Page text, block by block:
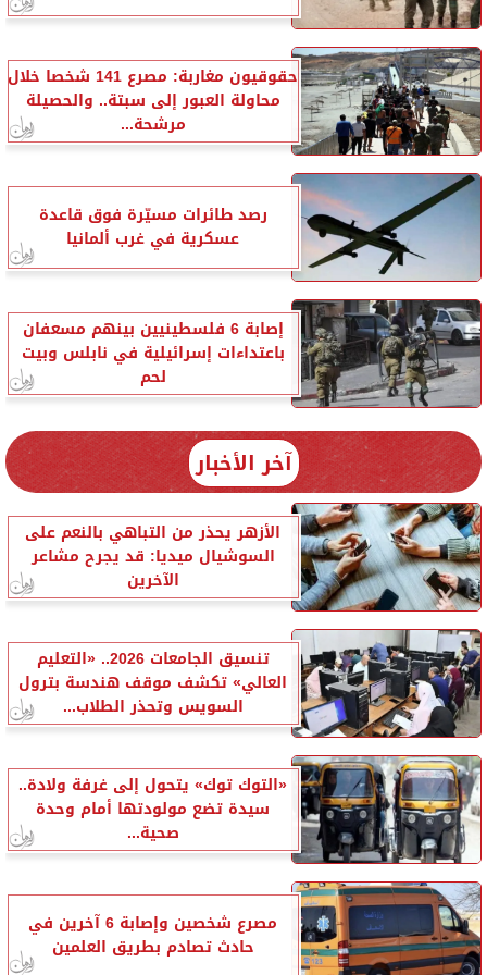
حقوقيون مغاربة: مصرع 141 شخصا خلال
محاولة العبور إلى سبتة.. والحصيلة
مرشحة...
رصد طائرات مسيّرة فوق قاعدة
عسكرية في غرب ألمانيا
إصابة 6 فلسطينيين بينهم مسعفان
باعتداءات إسرائيلية في نابلس وبيت
لحم
آخر الأخبار
الأزهر يحذر من التباهي بالنعم على
السوشيال ميديا: قد يجرح مشاعر
الآخرين
تنسيق الجامعات 2026.. «التعليم
العالي» تكشف موقف هندسة بترول
السويس وتحذر الطلاب...
«التوك توك» يتحول إلى غرفة ولادة..
سيدة تضع مولودتها أمام وحدة
صحية...
مصرع شخصين وإصابة 6 آخرين في
حادث تصادم بطريق العلمين